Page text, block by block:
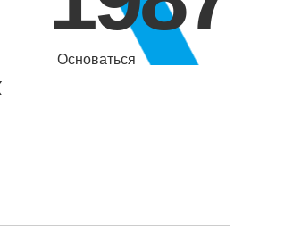
Основаться